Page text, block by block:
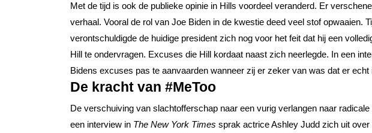
Met de tijd is ook de publieke opinie in Hills voordeel veranderd. Er
verhaal. Vooral de rol van Joe Biden in de kwestie deed veel stof opwaaien.
verontschuldigde de huidige president zich nog voor het feit dat hij een
Hill te ondervragen. Excuses die Hill kordaat naast zich neerlegde. In een
Bidens excuses pas te aanvaarden wanneer zij er zeker van was dat er echt
De kracht van #MeToo
De verschuiving van slachtofferschap naar een vurig verlangen naar
een interview in The New York Times sprak actrice Ashley Judd zich uit